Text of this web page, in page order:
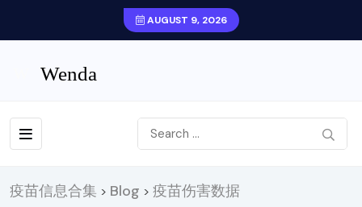
AUGUST 9, 2026
疫苗信息合集 > Blog > 疫苗伤害数据